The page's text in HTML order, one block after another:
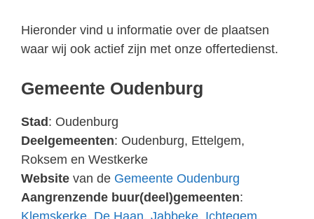
Hieronder vind u informatie over de plaatsen
waar wij ook actief zijn met onze offertedienst.
Gemeente Oudenburg
Stad : Oudenburg
Deelgemeenten: Oudenburg, Ettelgem,
Roksem en Westkerke
Website van de Gemeente Oudenburg
Aangrenzende buur(deel)gemeenten:
Klemskerke, De Haan, Jabbeke, Ichtegem,